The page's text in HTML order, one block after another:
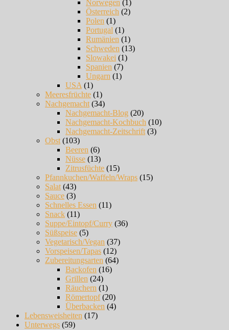
Norwegen (1)
Österreich (2)
Polen (1)
Portugal (1)
Rumänien (1)
Schweden (13)
Slowakei (1)
Spanien (7)
Ungarn (1)
USA (1)
Meeresfrüchte (1)
Nachgemacht (34)
Nachgemacht-Blog (20)
Nachgemacht-Kochbuch (10)
Nachgemacht-Zeitschrift (3)
Obst (103)
Beeren (6)
Nüsse (13)
Zitrusfüchte (15)
Pfannkuchen/Waffeln/Wraps (15)
Salat (43)
Sauce (3)
Schnelles Essen (11)
Snack (11)
Suppe/Eintopf/Curry (36)
Süßspeise (5)
Vegetarisch/Vegan (37)
Vorspeisen/Tapas (12)
Zubereitungsarten (64)
Backofen (16)
Grillen (24)
Räuchern (1)
Römertopf(20)
Überbacken (4)
Lebensweisheiten (17)
Unterwegs (59)